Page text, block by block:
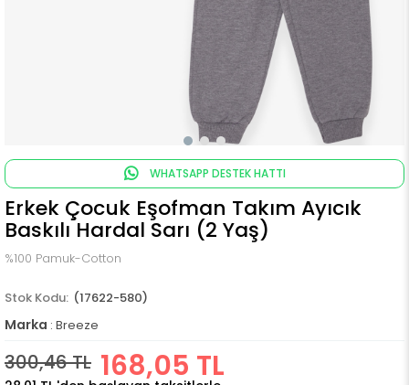
WHATSAPP DESTEK HATTI
Erkek Çocuk Eşofman Takım Ayıcık
Baskılı Hardal Sarı (2 Yaş)
%100 Pamuk-Cotton
(17622-580)
Marka : Breeze
300,46 TL 168,05 TL